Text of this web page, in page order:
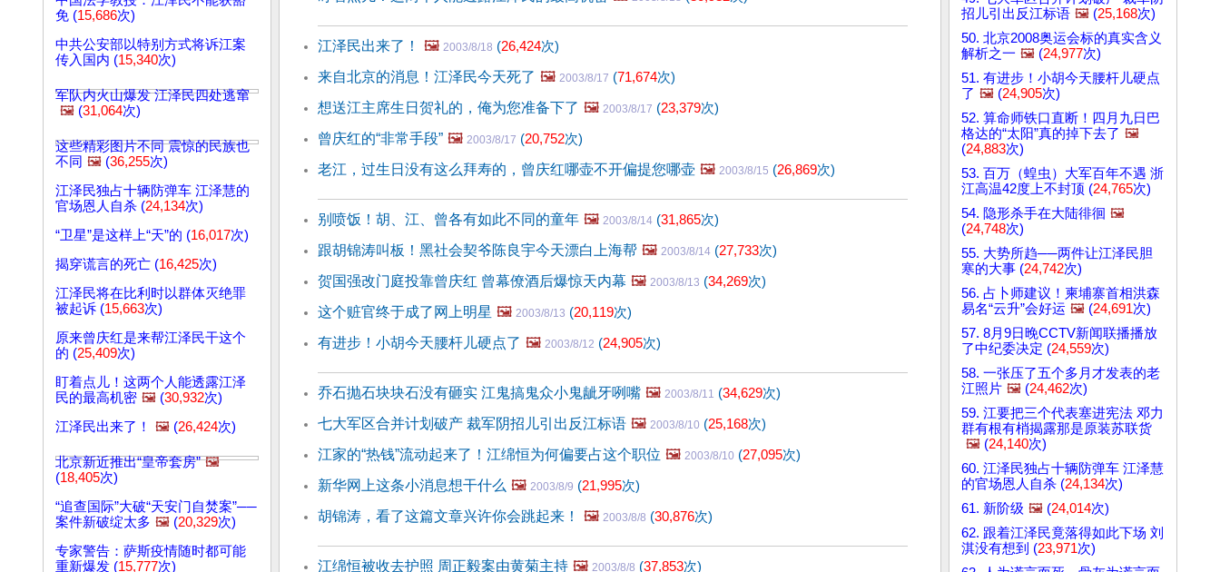
免 (15,686次)
中共公安部以特别方式将诉江案
传入国内 (15,340次)
军队内火山爆发 江泽民四处逃窜
🖼️ (31,064次)
这些精彩图片不同 震惊的民族也
不同 🖼️ (36,255次)
江泽民独占十辆防弹车 江泽慧的
官场恩人自杀 (24,134次)
“卫星”是这样上“天”的 (16,017次)
揭穿谎言的死亡 (16,425次)
江泽民将在比利时以群体灭绝罪
被起诉 (15,663次)
原来曾庆红是来帮江泽民干这个
的 (25,409次)
盯着点儿！这两个人能透露江泽
民的最高机密 🖼️ (30,932次)
江泽民出来了！
🖼️ (26,424次)
北京新近推出“皇帝套房” 🖼️
(18,405次)
“追查国际”大破“天安门自焚案”──
案件新破绽太多 🖼️ (20,329次)
专家警告：萨斯疫情随时都可能
重新爆发 (15,777次)
江泽民出来了！ 🖼️ 2003/8/18 (26,424次)
来自北京的消息！江泽民今天死了 🖼️ 2003/8/17 (71,674次)
想送江主席生日贺礼的，俺为您准备下了 🖼️ 2003/8/17 (23,379次)
曾庆红的“非常手段” 🖼️ 2003/8/17 (20,752次)
老江，过生日没有这么拜寿的，曾庆红哪壶不开偏提您哪壶 🖼️ 2003/8/15 (26,869次)
别喷饭！胡、江、曾各有如此不同的童年 🖼️ 2003/8/14 (31,865次)
跟胡锦涛叫板！黑社会契爷陈良宇今天漂白上海帮 🖼️ 2003/8/14 (27,733次)
贺国强改门庭投靠曾庆红 曾幕僚酒后爆惊天内幕 🖼️ 2003/8/13 (34,269次)
这个赃官终于成了网上明星 🖼️ 2003/8/13 (20,119次)
有进步！小胡今天腰杆儿硬点了 🖼️ 2003/8/12 (24,905次)
乔石抛石块块石没有砸实 江鬼搞鬼众小鬼龇牙咧嘴 🖼️ 2003/8/11 (34,629次)
七大军区合并计划破产 裁军阴招儿引出反江标语 🖼️ 2003/8/10 (25,168次)
江家的“热钱”流动起来了！江绵恒为何偏要占这个职位 🖼️ 2003/8/10 (27,095次)
新华网上这条小消息想干什么 🖼️ 2003/8/9 (21,995次)
胡锦涛，看了这篇文章兴许你会跳起来！
🖼️ 2003/8/8 (30,876次)
江绵恒被收去护照 周正毅案由黄菊主持 🖼️ 2003/8/8 (37,853次)
招儿引出反江标语 🖼️ (25,168次)
50. 北京2008奥运会标的真实含义
解析之一 🖼️ (24,977次)
51. 有进步！小胡今天腰杆儿硬点
了 🖼️ (24,905次)
52. 算命师铁口直断！四月九日巴
格达的“太阳”真的掉下去了 🖼️
(24,883次)
53. 百万（蝗虫）大军百年不遇 浙
江高温42度上不封顶 (24,765次)
54. 隐形杀手在大陆徘徊 🖼️
(24,748次)
55. 大势所趋──两件让江泽民胆
寒的大事 (24,742次)
56. 占卜师建议！柬埔寨首相洪森
易名“云升”会好运 🖼️ (24,691次)
57. 8月9日晚CCTV新闻联播播放
了中纪委决定 (24,559次)
58. 一张压了五个多月才发表的老
江照片 🖼️ (24,462次)
59. 江要把三个代表塞进宪法 邓力
群有根有梢揭露那是原装苏联货
🖼️ (24,140次)
60. 江泽民独占十辆防弹车 江泽慧
的官场恩人自杀 (24,134次)
61. 新阶级 🖼️ (24,014次)
62. 跟着江泽民竟落得如此下场 刘
淇没有想到 (23,971次)